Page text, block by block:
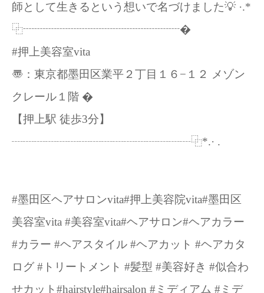
師として生きるという想いで名づけました💡 ·.*
⿻┈┈┈┈┈┈┈┈┈┈┈┈┈┈�
#押上美容室vita
〠：東京都墨田区業平２丁目１６−１２ メゾン
クレール１階 �
【押上駅 徒歩3分】
┈┈┈┈┈┈┈┈┈┈┈┈┈┈┈┈⿻*.· .
#墨田区ヘアサロンvita#押上美容院vita#墨田区
美容室vita #美容室vita#ヘアサロン#ヘアカラー
#カラー #ヘアスタイル #ヘアカット #ヘアカタ
ログ #トリートメント #髪型 #美容好き #似合わ
せカット#hairstyle#hairsalon #ミディアム #ミデ